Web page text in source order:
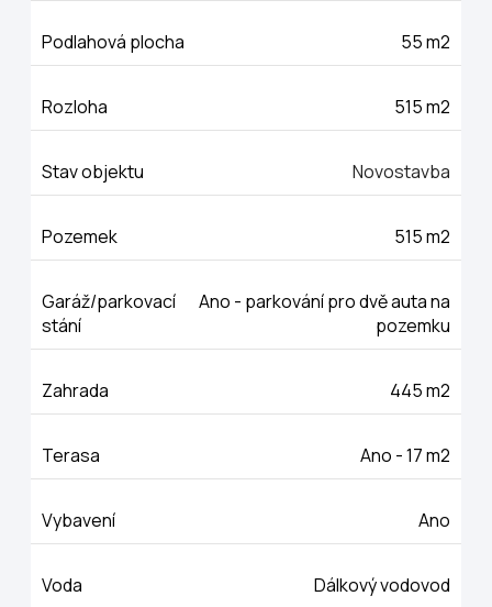
Podlahová plocha 55 m2
Rozloha 515 m2
Stav objektu Novostavba
Pozemek 515 m2
Garáž/parkovací
stání
Ano - parkování pro dvě auta na
pozemku
Zahrada 445 m2
Terasa Ano - 17 m2
Vybavení Ano
Voda Dálkový vodovod